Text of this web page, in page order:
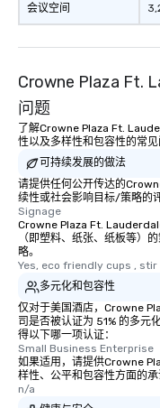
会议空间
Crowne Plaza Ft.
问题
了解Crowne Plaza Ft.
性以及多样性和包容性的常
可持续发展的做法
请提供任何公开传达的
续性或社会影响目标/策略的
Signage
Crowne Plaza Ft.
（即塑料、纸张、纸板等）
略。
Yes, eco friendly cups ,
多元化和包容性
仅对于美国酒店，Crowne
司是否被认证为 51% 的多元
得以下哪一项认证：
Small Business Enterprise
如果适用，请提供Crowne
样性、公平和包容性方面的
n/a